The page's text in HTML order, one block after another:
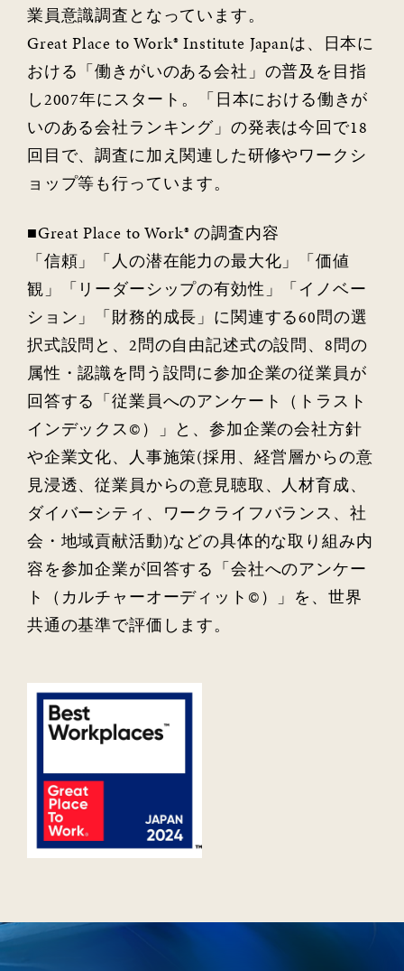
業員意識調査となっています。
Great Place to Work® Institute Japanは、日本に
おける「働きがいのある会社」の普及を目指
し2007年にスタート。「日本における働きが
いのある会社ランキング」の発表は今回で18
回目で、調査に加え関連した研修やワークシ
ョップ等も行っています。
■Great Place to Work® の調査内容
「信頼」「人の潜在能力の最大化」「価値
観」「リーダーシップの有効性」「イノベー
ション」「財務的成長」に関連する60問の選
択式設問と、2問の自由記述式の設問、8問の
属性・認識を問う設問に参加企業の従業員が
回答する「従業員へのアンケート（トラスト
インデックス©）」と、参加企業の会社方針
や企業文化、人事施策(採用、経営層からの意
見浸透、従業員からの意見聴取、人材育成、
ダイバーシティ、ワークライフバランス、社
会・地域貢献活動)などの具体的な取り組み内
容を参加企業が回答する「会社へのアンケー
ト（カルチャーオーディット©）」を、世界
共通の基準で評価します。